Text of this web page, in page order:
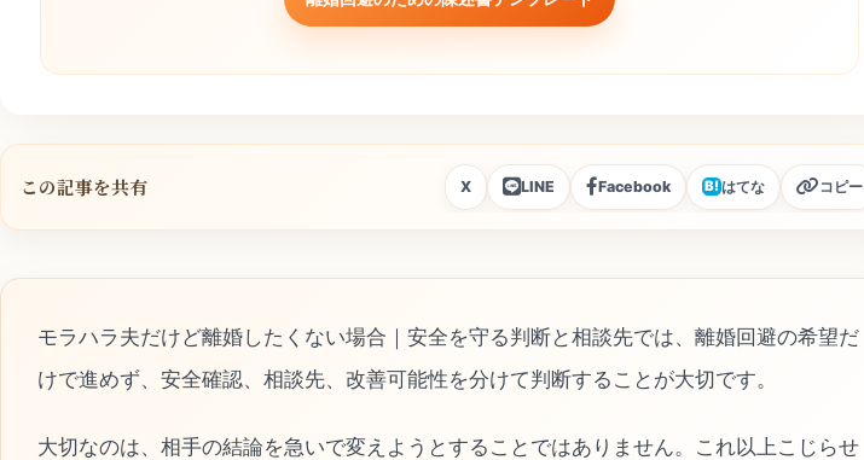
この記事を共有 X LINE Facebook B!はてな コピー
モラハラ夫だけど離婚したくない場合｜安全を守る判断と相談先では、離婚回避の希望だ
けで進めず、安全確認、相談先、改善可能性を分けて判断することが大切です。
大切なのは、相手の結論を急いで変えようとすることではありません。これ以上こじらせ